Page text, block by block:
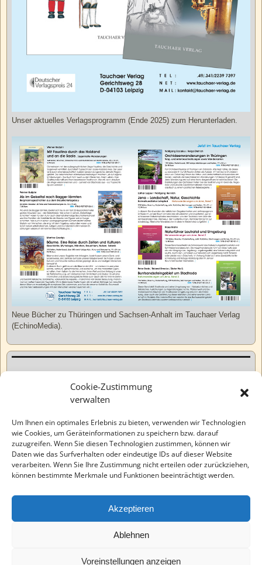
Cookie-Zustimmung
verwalten
Um Ihnen ein optimales Erlebnis zu bieten, verwenden wir Technologien
wie Cookies, um Geräteinformationen zu speichern bzw. darauf
zuzugreifen. Wenn Sie diesen Technologien zustimmen, können wir
Daten wie das Surfverhalten oder eindeutige IDs auf dieser Website
verarbeiten. Wenn Sie Ihre Zustimmung nicht erteilen oder zurückziehen,
können bestimmte Merkmale und Funktionen beeinträchtigt werden.
Akzeptieren
Ablehnen
Voreinstellungen anzeigen
Unser aktuelles Verlagsprogramm (Ende 2025) zum Herunterladen.
Neue Bücher zu Thüringen und Sachsen-Anhalt im Tauchaer Verlag
(EchinoMedia).
Varia